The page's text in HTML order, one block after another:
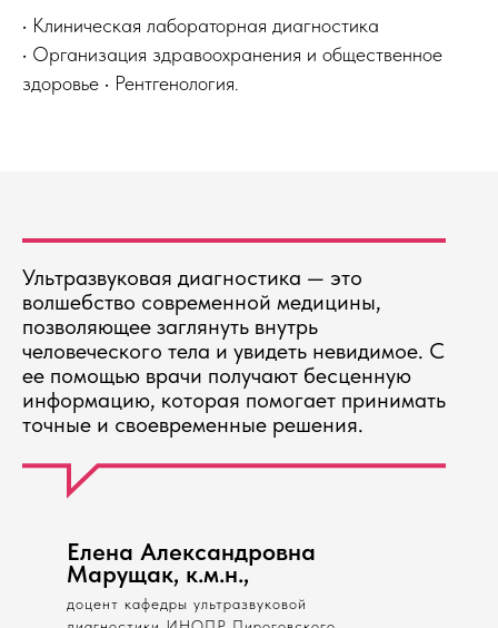
• Клиническая лабораторная диагностика
• Организация здравоохранения и общественное
здоровье • Рентгенология.
Ультразвуковая диагностика — это
волшебство современной медицины,
позволяющее заглянуть внутрь
человеческого тела и увидеть невидимое. С
ее помощью врачи получают бесценную
информацию, которая помогает принимать
точные и своевременные решения.
Елена Александровна
Марущак, к.м.н.,
доцент кафедры ультразвуковой